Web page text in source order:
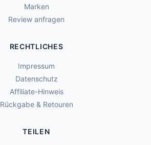
Marken
Review anfragen
RECHTLICHES
Impressum
Datenschutz
Affiliate-Hinweis
Rückgabe & Retouren
TEILEN